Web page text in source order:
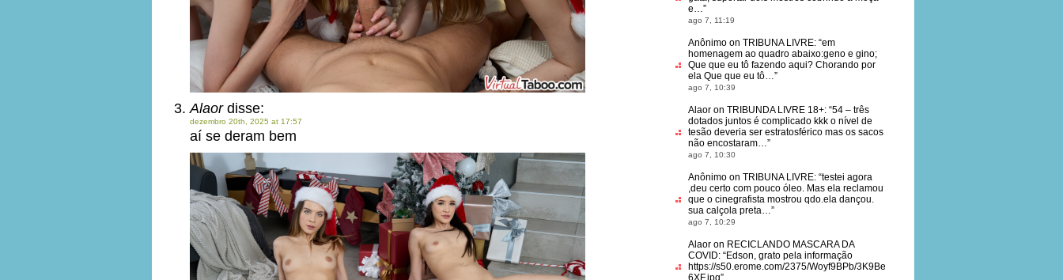
Alaordisse:
dezembro 20th, 2025 at 17:57
aí se deram bem
e…”
ago 7, 11:19
Anônimo on TRIBUNA LIVRE: “em
homenagem ao quadro abaixo:geno e gino;
Que que eu tô fazendo aqui? Chorando por
ela Que que eu tô…”
ago 7, 10:39
Alaor on TRIBUNDA LIVRE 18+: “54 – três
dotados juntos é complicado kkk o nível de
tesão deveria ser estratosférico mas os sacos
não encostaram…”
ago 7, 10:30
Anônimo on TRIBUNA LIVRE: “testei agora
,deu certo com pouco óleo. Mas ela reclamou
que o cinegrafista mostrou qdo.ela dançou.
sua calçola preta…”
ago 7, 10:29
Alaor on RECICLANDO MASCARA DA
COVID: “Edson, grato pela informação
https://s50.erome.com/2375/Woyf9BPb/3K9Be
6XF.jpg”